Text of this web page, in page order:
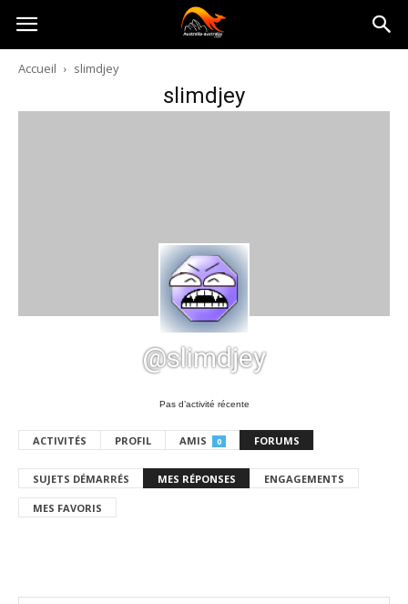
Australia-
australie.com
Accueil slimdjey
slimdjey
@slimdjey
Pas d’activité récente
ACTIVITÉS PROFIL AMIS 0 FORUMS
SUJETS DÉMARRÉS MES RÉPONSES ENGAGEMENTS
MES FAVORIS